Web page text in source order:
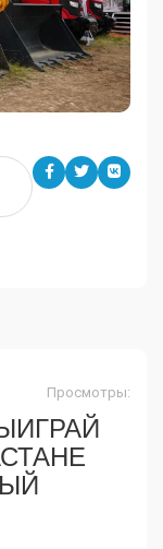
Просмотры: